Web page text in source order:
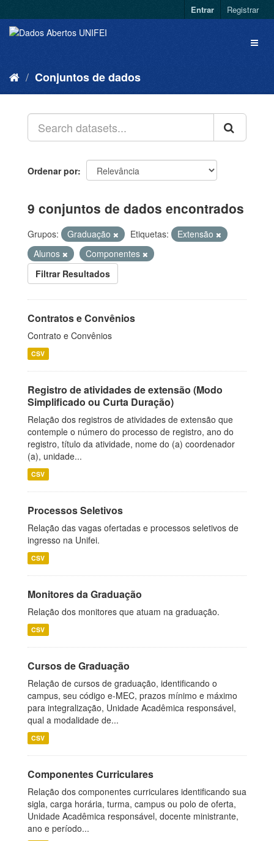
Entrar Registrar
Conjuntos de dados
Ordenar por
9 conjuntos de dados encontrados
Grupos: Graduação Etiquetas:
Extensão
Alunos
Componentes
Filtrar Resultados
Contratos e Convênios
Contrato e Convênios
CSV
Registro de atividades de extensão (Modo
Simplificado ou Curta Duração)
Relação dos registros de atividades de extensão que
contemple o número do processo de registro, ano do
registro, título da atividade, nome do (a) coordenador
(a), unidade...
CSV
Processos Seletivos
Relação das vagas ofertadas e processos seletivos de
ingresso na Unifei.
CSV
Monitores da Graduação
Relação dos monitores que atuam na graduação.
CSV
Cursos de Graduação
Relação de cursos de graduação, identificando o
campus, seu código e-MEC, prazos mínimo e máximo
para integralização, Unidade Acadêmica responsável,
qual a modalidade de...
CSV
Componentes Curriculares
Relação dos componentes curriculares identificando sua
sigla, carga horária, turma, campus ou polo de oferta,
Unidade Acadêmica responsável, docente ministrante,
ano e período...